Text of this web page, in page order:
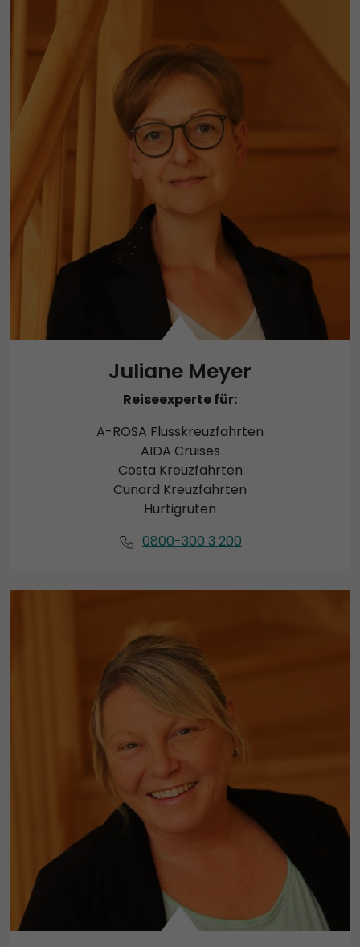
Juliane Meyer
Reiseexperte für:
A-ROSA Flusskreuzfahrten
AIDA Cruises
Costa Kreuzfahrten
Cunard Kreuzfahrten
Hurtigruten
0800-300 3 200